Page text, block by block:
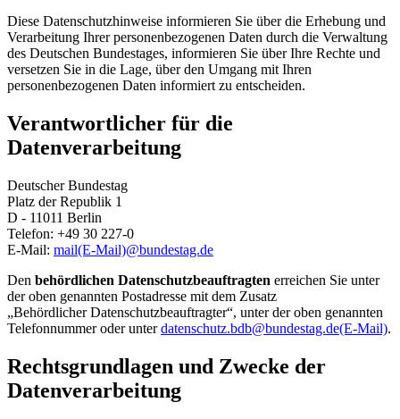
Diese Datenschutzhinweise informieren Sie über die Erhebung und
Verarbeitung Ihrer personenbezogenen Daten durch die Verwaltung
des Deutschen Bundestages, informieren Sie über Ihre Rechte und
versetzen Sie in die Lage, über den Umgang mit Ihren
personenbezogenen Daten informiert zu entscheiden.
Verantwortlicher für die
Datenverarbeitung
Deutscher Bundestag
Platz der Republik 1
D - 11011 Berlin
Telefon: +49 30 227-0
E-Mail: mail(E-Mail)@bundestag.de
Den behördlichen Datenschutzbeauftragten erreichen Sie unter
der oben genannten Postadresse mit dem Zusatz
„Behördlicher Datenschutzbeauftragter“, unter der oben genannten
Telefonnummer oder unterdatenschutz.bdb@bundestag.de(E-Mail).
Rechtsgrundlagen und Zwecke der
Datenverarbeitung